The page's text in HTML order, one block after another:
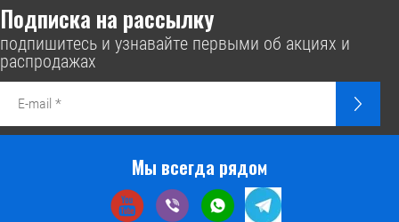
Подписка на рассылку
подпишитесь и узнавайте первыми об акциях и
распродажах
Мы всегда рядом